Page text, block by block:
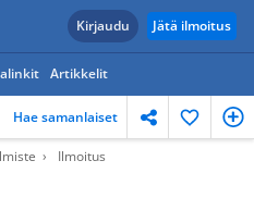
Kirjaudu Jätä ilmoitus
Artikkelit
Hae samanlaiset
Ilmoitus